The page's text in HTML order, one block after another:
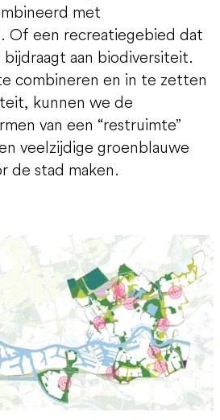
met
Of een recreatiegebied dat
aan biodiversiteit.
combineren en in te zetten
kunnen we de
van een “restruimte”
veelzijdige groenblauwe
de stad maken.